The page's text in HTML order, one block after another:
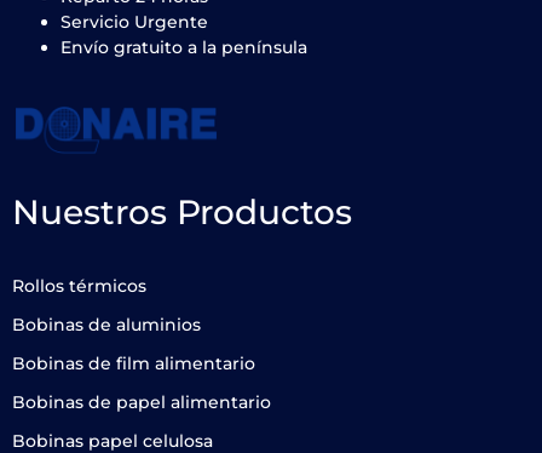
Servicio Urgente
Envío gratuito a la península
Nuestros Productos
Rollos térmicos
Bobinas de aluminios
Bobinas de film alimentario
Bobinas de papel alimentario
Bobinas papel celulosa